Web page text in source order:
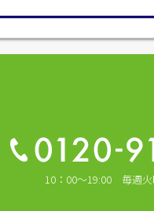
10：00～19:00 毎週火